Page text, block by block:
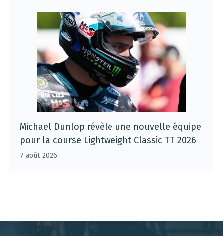
Michael Dunlop révèle une nouvelle équipe
pour la course Lightweight Classic TT 2026
7 août 2026